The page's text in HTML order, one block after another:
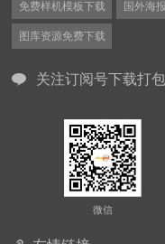
免费样机模板下载 国外海
图库资源免费下载
关注订阅号下载打
微信